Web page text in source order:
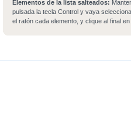
Elementos de la lista salteados:
pulsada la tecla Control y vaya
el ratón cada elemento, y clique al final